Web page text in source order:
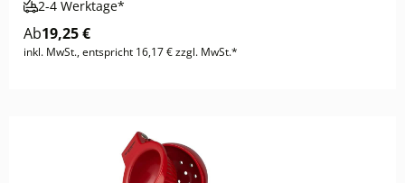
2-4 Werktage*
Ab19,25 €
inkl. MwSt., entspricht 16,17 € zzgl. MwSt.*